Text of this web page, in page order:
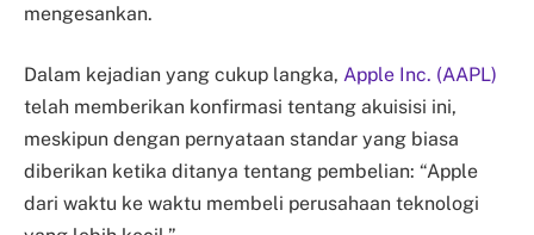
mengesankan.
Dalam kejadian yang cukup langka, Apple Inc. (AAPL)
telah memberikan konfirmasi tentang akuisisi ini,
meskipun dengan pernyataan standar yang biasa
diberikan ketika ditanya tentang pembelian: “Apple
dari waktu ke waktu membeli perusahaan teknologi